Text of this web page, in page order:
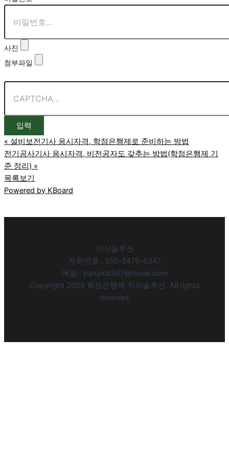
사진
첨부파일
« 설비보전기사 응시자격, 학점은행제로 준비하는 방법
전기공사기사 응시자격, 비전공자도 갖추는 방법(학점은행제 기
준 정리) »
목록보기
Powered by KBoard
지식솔루션
전화번호 : 010-2479-6347
메일 : panpick567@naver.com
Copyright 2025 학점은행제 지식솔루션. All rights
reserved.